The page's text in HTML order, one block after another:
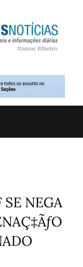
SALVADOR E
NEGA